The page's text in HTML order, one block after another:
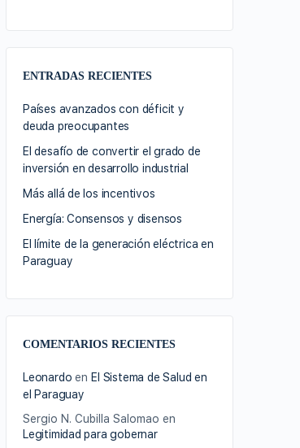
ENTRADAS RECIENTES
Países avanzados con déficit y
deuda preocupantes
El desafío de convertir el grado de
inversión en desarrollo industrial
Más allá de los incentivos
Energía: Consensos y disensos
El límite de la generación eléctrica en
Paraguay
COMENTARIOS RECIENTES
Leonardo en El Sistema de Salud en
el Paraguay
Sergio N. Cubilla Salomao en
Legitimidad para gobernar